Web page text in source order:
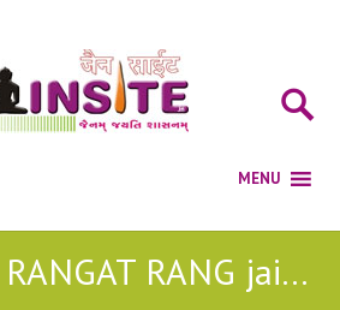
Jain stavan- RANGAT RANG jain bhajan